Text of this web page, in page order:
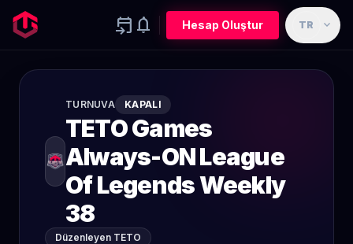
event_upcoming notifications Hesap Oluştur TR expand_more
TURNUVA KAPALI
TETO Games
Always-ON League
Of Legends Weekly
38
Düzenleyen TETO